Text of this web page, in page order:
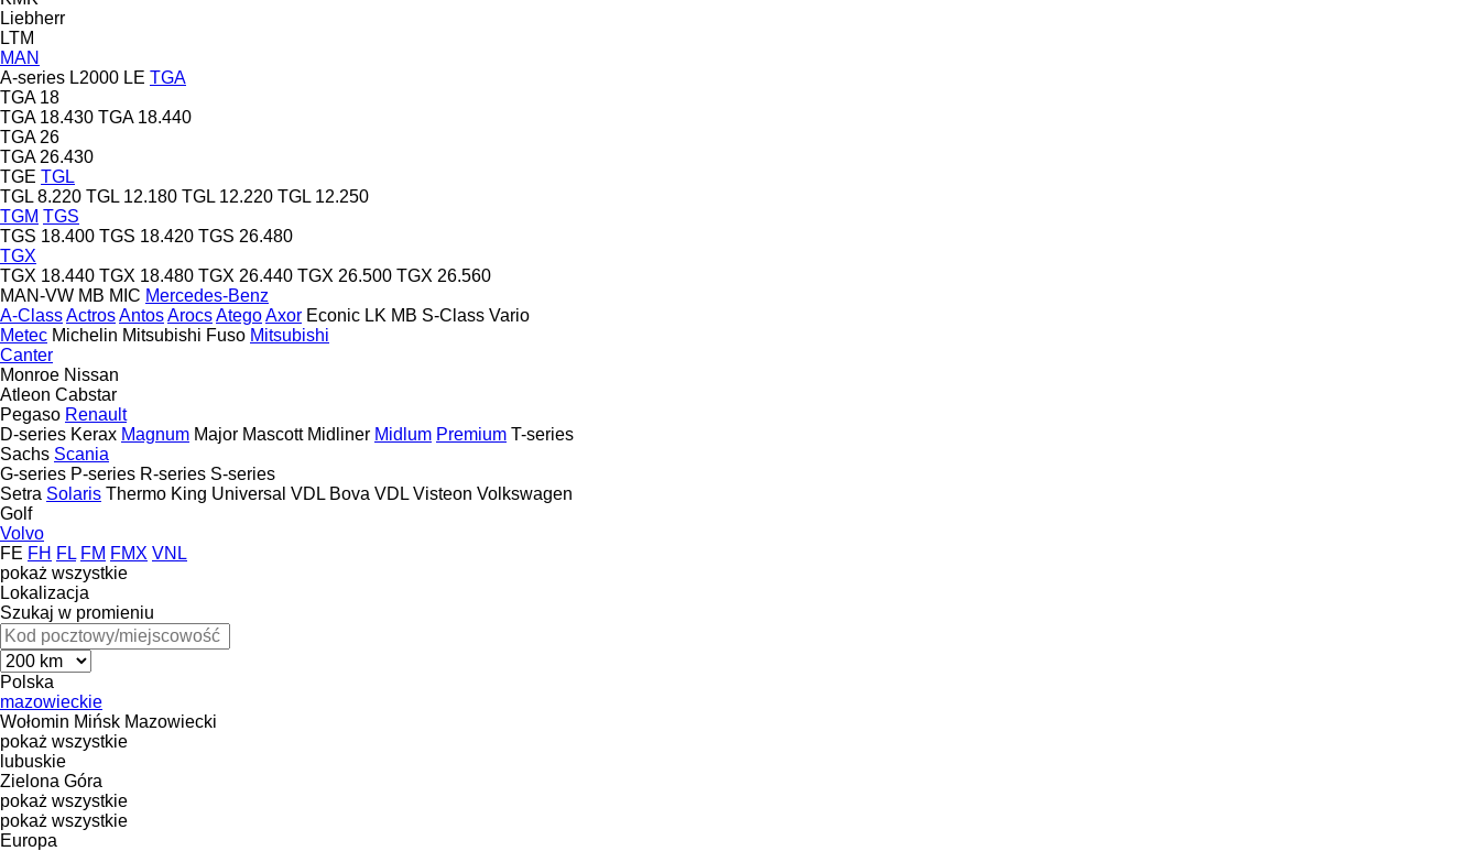
Liebherr
LTM
MAN
A-series L2000 LE TGA
TGA 18
TGA 18.430 TGA 18.440
TGA 26
TGA 26.430
TGE TGL
TGL 8.220 TGL 12.180 TGL 12.220 TGL 12.250
TGM TGS
TGS 18.400 TGS 18.420 TGS 26.480
TGX
TGX 18.440 TGX 18.480 TGX 26.440 TGX 26.500 TGX 26.560
MAN-VW MB MIC Mercedes-Benz
A-ClassActrosAntosArocsAtegoAxor Econic LK MB S-Class Vario
Metec Michelin Mitsubishi Fuso Mitsubishi
Canter
Monroe Nissan
Atleon Cabstar
Pegaso Renault
D-series Kerax Magnum Major Mascott Midliner Midlum Premium T-series
Sachs Scania
G-series P-series R-series S-series
Setra Solaris Thermo King Universal VDL Bova VDL Visteon Volkswagen
Golf
Volvo
FE FH FL FM FMX VNL
pokaż wszystkie
Lokalizacja
Szukaj w promieniu
Polska
mazowieckie
Wołomin Mińsk Mazowiecki
pokaż wszystkie
lubuskie
Zielona Góra
pokaż wszystkie
pokaż wszystkie
Europa